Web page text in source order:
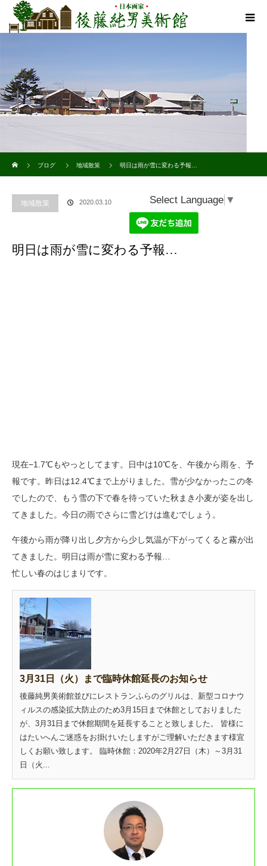
ブログ
地域散策 明日は雨が雪に変わる予報…
地域散策 2020.03.10 Select Language ▼
明日は雨が雪に変わる予報…
現在−1.7℃もやっとしてます。日中は10℃を、午後から雨を、予
報です。昨日は12.4℃まで上がりました。雪が少なかったこの冬
でしたので、もう雪の下で春を待っていた秋まき小麦が姿を出し
てきました。今日の雨でさらに雪どけは進むでしょう。
午後から雨が降り出し夕方から少し気温が下がってくると霧が出
てきました。明日は雨が雪に変わる予報…
忙しい春のはじまりです。
3月31日（火）まで臨時休館延長のお知らせ
後藤純男美術館並びにレストランふらのグリルは、新型コロナウ
ィルスの感染拡大防止のため3月15日まで休館としておりました
が、3月31日まで休館期間を延長することと致しました。 皆様に
はたいへんご迷惑をお掛けいたしますがご理解いただきます様宜
しくお願い致します。 臨時休館：2020年2月27日（木）～3月31
日（火...